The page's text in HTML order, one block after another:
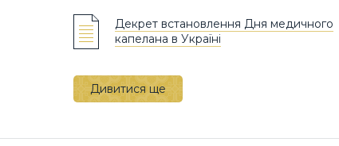
Декрет встановлення Дня медичного
капелана в Україні
Дивитися ще